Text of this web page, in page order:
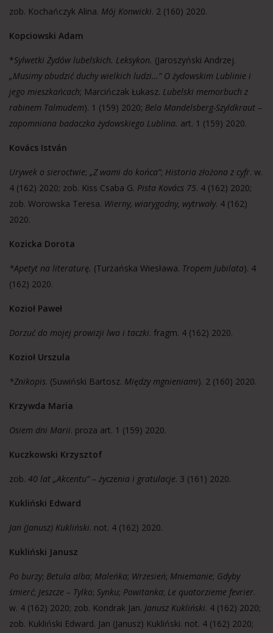
zob. Kochańczyk Alina. Mój Konwicki. 2 (160) 2020.
Kopciowski Adam
*Sylwetki Żydów lubelskich. Leksykon. (Jaroszyński Andrzej.
„Musimy obudzić duchy wielkich ludzi…” O żydowskim Lublinie i
jego mieszkańcach; Marcińczak Łukasz. Lubelski memorbuch z
rabinem Talmudem). 1 (159) 2020; Bela Mandelsberg-Szyldkraut –
zapomniana badaczka żydowskiego Lublina. art. 1 (159) 2020.
Kovács István
Urywek o sieroctwie; „Z wami do końca”; Historia złożona z cyfr. w.
4 (162) 2020; zob. Kiss Csaba G. Pista Kovács 75. 4 (162) 2020;
zob. Worowska Teresa. Wierny, wiarygodny, wytrwały. 4 (162)
2020.
Kozicka Dorota
*Apetyt na literaturę. (Turżańska Wiesława. Tropem Jubilata). 4
(162) 2020.
Kozioł Paweł
Dorzuć do mojej prowizji lwa i taczki. fragm. 4 (162) 2020.
Kozioł Urszula
*Znikopis. (Suwiński Bartosz. Między mgnieniami). 2 (160) 2020.
Krzywda Maria
Osiem dni Marii. proza art. 1 (159) 2020.
Kuczkowski Krzysztof
zob. 40 lat „Akcentu” – życzenia i gratulacje. 3 (161) 2020.
Kukliński Edward
Jan (Janusz) Kukliński. not. 4 (162) 2020.
Kukliński Janusz
Po burzy; Betula alba; Maleńka; Wrzesień; Mniemanie; Gdyby
śmierć; Jeszcze – Tylko; Synku; Powitanka; Le quatorzieme fevrier.
w. 4 (162) 2020; zob. Kondrak Jan. Janusz Kukliński. 4 (162) 2020;
zob. Kukliński Edward. Jan (Janusz) Kukliński. not. 4 (162) 2020;